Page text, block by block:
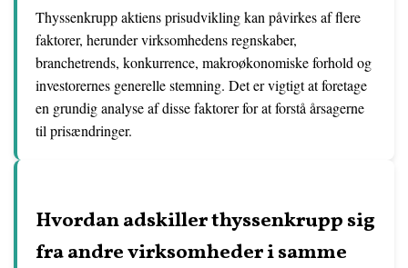
Thyssenkrupp aktiens prisudvikling kan påvirkes af flere
faktorer, herunder virksomhedens regnskaber,
branchetrends, konkurrence, makroøkonomiske forhold og
investorernes generelle stemning. Det er vigtigt at foretage
en grundig analyse af disse faktorer for at forstå årsagerne
til prisændringer.
Hvordan adskiller thyssenkrupp sig
fra andre virksomheder i samme